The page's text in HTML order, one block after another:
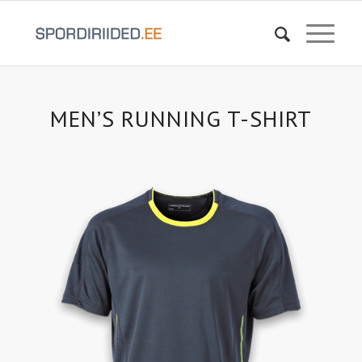
MEN’S RUNNING T-SHIRT